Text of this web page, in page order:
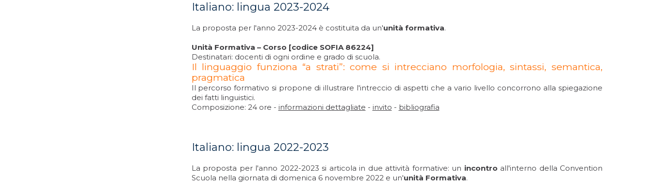
Italiano: lingua 2023-2024
La proposta per l'anno 2023-2024 è costituita da un'unità formativa.
Unità Formativa – Corso [codice SOFIA 86224]
Destinatari: docenti di ogni ordine e grado di scuola.
Il linguaggio funziona “a strati”: come si intrecciano morfologia, sintassi, semantica,
pragmatica
Il percorso formativo si propone di illustrare l'intreccio di aspetti che a vario livello concorrono alla spiegazione
dei fatti linguistici.
Composizione: 24 ore - informazioni dettagliate - invito - bibliografia
Italiano: lingua 2022-2023
La proposta per l'anno 2022-2023 si articola in due attività formative: un incontro all'interno della Convention
Scuola nella giornata di domenica 6 novembre 2022 e un'unità Formativa.